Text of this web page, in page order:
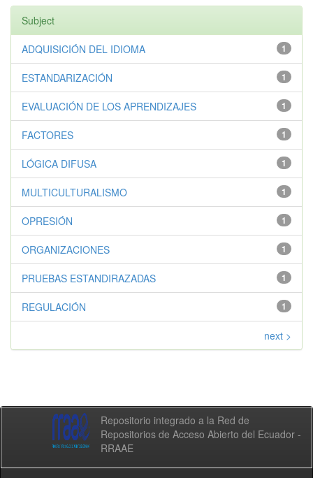
Subject
1
ADQUISICIÓN DEL IDIOMA
1
ESTANDARIZACIÓN
1
EVALUACIÓN DE LOS APRENDIZAJES
1
FACTORES
1
LÓGICA DIFUSA
1
MULTICULTURALISMO
1
OPRESIÓN
1
ORGANIZACIONES
1
PRUEBAS ESTANDIRAZADAS
1
REGULACIÓN
next >
Repositorio integrado a la Red de
Repositorios de Acceso Abierto del Ecuador -
RRAAE